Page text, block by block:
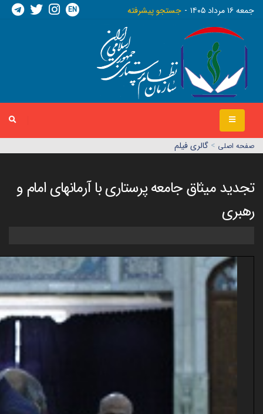
جمعه ١٦ مرداد ١٤٠٥ جستجو پیشرفته EN
صفحه اصلي > گالری فیلم
تجدید میثاق جامعه پرستاری با آرمانهای امام و
رهبری